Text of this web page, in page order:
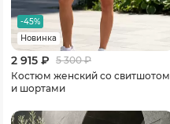
-45%
Новинка
2 915 ₽ 5 300₽
Костюм женский со свитшотом
и шортами